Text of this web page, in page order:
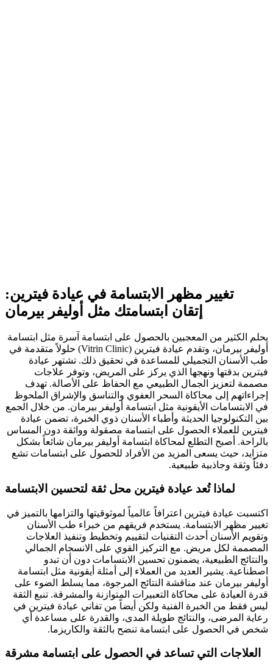
تغيير مظهر الابتسامة في عيادة فيترين:
إتقان ابتسامتك مثل أوليفر بيرمان
يحلم الكثير من المعجبين بالحصول على ابتسامة آسرة مثل ابتسامة
أوليفر بيرمان، وتقدم عيادة فيترين (Vitrin Clinic) حلولاً متقدمة في
طب الأسنان التجميلي للمساعدة في تحقيق ذلك. تشتهر عيادة
فيترين بدقتها ونهجها الذي يركز على المريض، وتوفر علاجات
مصممة لتعزيز الجمال الطبيعي مع الحفاظ على الأصالة. تهدف
إجراءاتهم إلى محاكاة السحر العفوي والتناسق والإشراق الملحوظ
في الابتسامات الأيقونية مثل ابتسامة أوليفر بيرمان. من خلال الجمع
بين التكنولوجيا الحديثة وأطباء الأسنان ذوي الخبرة، تضمن عيادة
فيترين للعملاء الحصول على ابتسامة مصقولة وواثقة دون المساس
بالراحة. أصبح التطلع لمحاكاة ابتسامة أوليفر بيرمان شائعاً بشكل
متزايد، حيث يسعى المزيد من الأفراد للحصول على ابتسامات تشع
دفئاً وثقة وجاذبية طبيعية.
لماذا تُعد عيادة فيترين محل ثقة لتحسين الابتسامة
اكتسبت عيادة فيترين اعترافاً عالمياً لموثوقيتها والتزامها بالتميز في
تغيير مظهر الابتسامة. يستخدم فريقهم من خبراء طب الأسنان
وتقويم الأسنان أحدث التقنيات لتقييم وتخطيط وتنفيذ العلاجات
المصممة لكل مريض. مع التركيز القوي على الانسجام الجمالي
والنتائج الطبيعية، يضمنون تحسين الابتسامات دون أن تبدو
اصطناعية. يشير العديد من العملاء إلى أمثلة أيقونية مثل ابتسامة
أوليفر بيرمان عند مناقشة النتائج المرجوة، مما يسلط الضوء على
قدرة العيادة على محاكاة التعبيرات المتوازنة والمشرقة. تنبع الثقة
ليس فقط من الخبرة الفنية ولكن أيضاً من تفاني عيادة فيترين في
رعاية المرضى، والنتائج طويلة المدى، والقدرة على مساعدة أي
شخص في الحصول على ابتسامة تنضح بالثقة والكاريزما.
العلاجات التي تساعد في الحصول على ابتسامة مشرقة